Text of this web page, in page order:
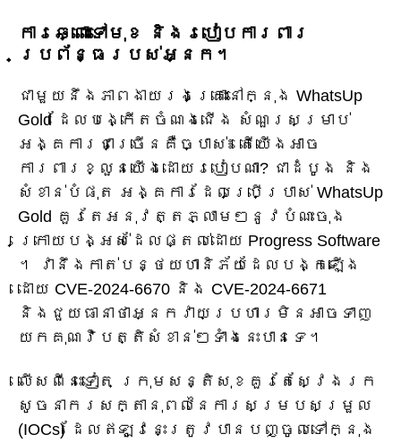
ការឆ្ពោះទៅមុខ និងរបៀបការពារ
ប្រព័ន្ធរបស់អ្នក។
ជាមួយនឹងភាពងាយរងគ្រោះនៅក្នុង WhatsUp
Gold ដែលបង្កើតចំណងជើង សំណួរសម្រាប់
អង្គការជាច្រើនគឺច្បាស់៖ តើយើងអាច
ការពារខ្លួនយើងដោយរបៀបណា? ជាដំបូង និង
សំខាន់បំផុត អង្គការដែលប្រើប្រាស់ WhatsUp
Gold គួរតែអនុវត្តភ្លាមៗនូវបំណះចុង
ក្រោយបង្អស់ដែលផ្តល់ដោយ Progress Software
។ វានឹងកាត់បន្ថយហានិភ័យដែលបង្កឡើង
ដោយ CVE-2024-6670 និង CVE-2024-6671
និងជួយធានាថាអ្នកវាយប្រហារមិនអាចទាញ
យកគុណវិបត្តិសំខាន់ៗទាំងនេះបានទេ។
លើសពីនេះទៀត ក្រុមសន្តិសុខគួរតែស្វែងរក
សូចនាករសក្តានុពលនៃការសម្របសម្រួល
(IOCs) ដែលឥឡូវនេះត្រូវបានបញ្ចូលទៅក្នុង